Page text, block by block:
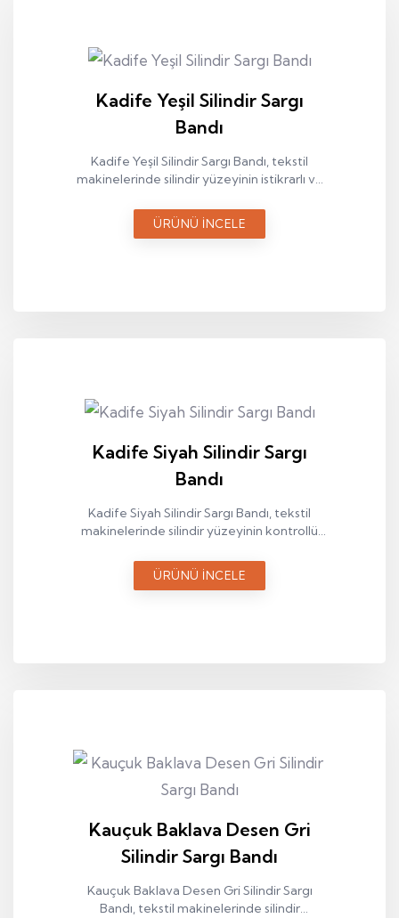
Kadife Yeşil Silindir Sargı
Bandı
Kadife Yeşil Silindir Sargı Bandı, tekstil
makinelerinde silindir yüzeyinin istikrarlı ve
bir sargı elemanıdır.
ÜRÜNÜ İNCELE
Kadife Siyah Silindir Sargı
Bandı
Kadife Siyah Silindir Sargı Bandı, tekstil
makinelerinde silindir yüzeyinin kontrollü
sargı elemanıdır.
ÜRÜNÜ İNCELE
Kauçuk Baklava Desen Gri
Silindir Sargı Bandı
Kauçuk Baklava Desen Gri Silindir Sargı
Bandı, tekstil makinelerinde silindir